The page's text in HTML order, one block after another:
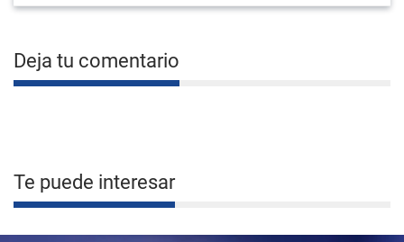
Deja tu comentario
Te puede interesar